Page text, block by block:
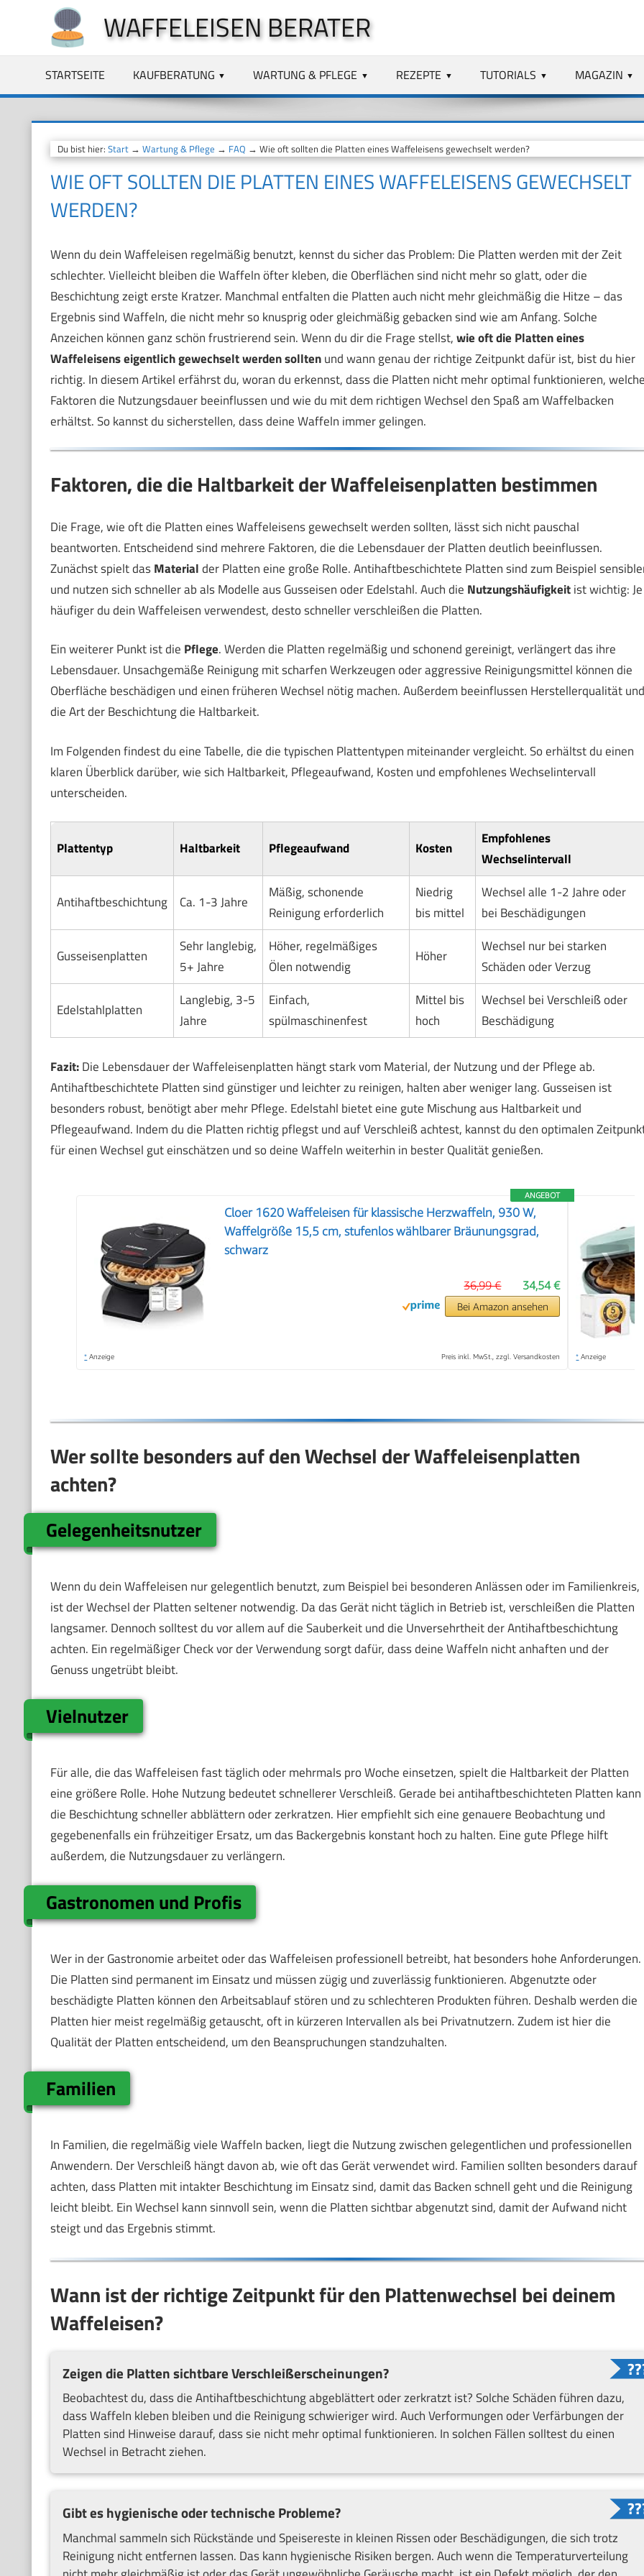
springen
WAFFELEISEN BERATER
STARTSEITE KAUFBERATUNG WARTUNG & PFLEGE REZEPTE TUTORIALS MAGAZIN
Du bist hier: Start→ Wartung & Pflege → FAQ → Wie oft sollten die Platten eines Waffeleisens gewechselt werden?
WIE OFT SOLLTEN DIE PLATTEN EINES WAFFELEISENS GEWECHSELT
WERDEN?
Wenn du dein Waffeleisen regelmäßig benutzt, kennst du sicher das Problem: Die Platten werden mit der Zeit
schlechter. Vielleicht bleiben die Waffeln öfter kleben, die Oberflächen sind nicht mehr so glatt, oder die
Beschichtung zeigt erste Kratzer. Manchmal entfalten die Platten auch nicht mehr gleichmäßig die Hitze – das
Ergebnis sind Waffeln, die nicht mehr so knusprig oder gleichmäßig gebacken sind wie am Anfang. Solche
Anzeichen können ganz schön frustrierend sein. Wenn du dir die Frage stellst,wie oft die Platten eines
Waffeleisens eigentlich gewechselt werden solltenund wann genau der richtige Zeitpunkt dafür ist, bist du hier
richtig. In diesem Artikel erfährst du, woran du erkennst, dass die Platten nicht mehr optimal funktionieren, welche
Faktoren die Nutzungsdauer beeinflussen und wie du mit dem richtigen Wechsel den Spaß am Waffelbacken
erhältst. So kannst du sicherstellen, dass deine Waffeln immer gelingen.
Faktoren, die die Haltbarkeit der Waffeleisenplatten bestimmen
Die Frage, wie oft die Platten eines Waffeleisens gewechselt werden sollten, lässt sich nicht pauschal
beantworten. Entscheidend sind mehrere Faktoren, die die Lebensdauer der Platten deutlich beeinflussen.
Zunächst spielt dasMaterialder Platten eine große Rolle. Antihaftbeschichtete Platten sind zum Beispiel
und nutzen sich schneller ab als Modelle aus Gusseisen oder Edelstahl. Auch die Nutzungshäufigkeitist wichtig: Je
häufiger du dein Waffeleisen verwendest, desto schneller verschleißen die Platten.
Ein weiterer Punkt ist die Pflege. Werden die Platten regelmäßig und schonend gereinigt, verlängert das ihre
Lebensdauer. Unsachgemäße Reinigung mit scharfen Werkzeugen oder aggressive Reinigungsmittel können die
Oberfläche beschädigen und einen früheren Wechsel nötig machen. Außerdem beeinflussen Herstellerqualität und
die Art der Beschichtung die Haltbarkeit.
Im Folgenden findest du eine Tabelle, die die typischen Plattentypen miteinander vergleicht. So erhältst du einen
klaren Überblick darüber, wie sich Haltbarkeit, Pflegeaufwand, Kosten und empfohlenes Wechselintervall
unterscheiden.
Plattentyp Haltbarkeit Pflegeaufwand Kosten
Empfohlenes
Wechselintervall
Antihaftbeschichtung Ca. 1-3 Jahre
Mäßig, schonende
Reinigung erforderlich
Niedrig
bis mittel
Wechsel alle 1-2 Jahre oder
bei Beschädigungen
Gusseisenplatten
Sehr langlebig,
5+ Jahre
Höher, regelmäßiges
Ölen notwendig
Höher
Wechsel nur bei starken
Schäden oder Verzug
Edelstahlplatten
Langlebig, 3-5
Jahre
Einfach,
spülmaschinenfest
Mittel bis
hoch
Wechsel bei Verschleiß oder
Beschädigung
Fazit:Die Lebensdauer der Waffeleisenplatten hängt stark vom Material, der Nutzung und der Pflege ab.
Antihaftbeschichtete Platten sind günstiger und leichter zu reinigen, halten aber weniger lang. Gusseisen ist
besonders robust, benötigt aber mehr Pflege. Edelstahl bietet eine gute Mischung aus Haltbarkeit und
Pflegeaufwand. Indem du die Platten richtig pflegst und auf Verschleiß achtest, kannst du den optimalen
für einen Wechsel gut einschätzen und so deine Waffeln weiterhin in bester Qualität genießen.
ANGEBOT
Cloer 1620 Waffeleisen für klassische Herzwaffeln, 930 W,
Waffelgröße 15,5 cm, stufenlos wählbarer Bräunungsgrad,
schwarz
34,54 €
36,99 €
Bei Amazon ansehen
* Anzeige Preis inkl. MwSt., zzgl. Versandkosten * Anzeige
❯
Wer sollte besonders auf den Wechsel der Waffeleisenplatten
achten?
Gelegenheitsnutzer
Wenn du dein Waffeleisen nur gelegentlich benutzt, zum Beispiel bei besonderen Anlässen oder im Familienkreis,
ist der Wechsel der Platten seltener notwendig. Da das Gerät nicht täglich in Betrieb ist, verschleißen die Platten
langsamer. Dennoch solltest du vor allem auf die Sauberkeit und die Unversehrtheit der Antihaftbeschichtung
achten. Ein regelmäßiger Check vor der Verwendung sorgt dafür, dass deine Waffeln nicht anhaften und der
Genuss ungetrübt bleibt.
Vielnutzer
Für alle, die das Waffeleisen fast täglich oder mehrmals pro Woche einsetzen, spielt die Haltbarkeit der Platten
eine größere Rolle. Hohe Nutzung bedeutet schnellerer Verschleiß. Gerade bei antihaftbeschichteten Platten kann
die Beschichtung schneller abblättern oder zerkratzen. Hier empfiehlt sich eine genauere Beobachtung und
gegebenenfalls ein frühzeitiger Ersatz, um das Backergebnis konstant hoch zu halten. Eine gute Pflege hilft
außerdem, die Nutzungsdauer zu verlängern.
Gastronomen und Profis
Wer in der Gastronomie arbeitet oder das Waffeleisen professionell betreibt, hat besonders hohe Anforderungen.
Die Platten sind permanent im Einsatz und müssen zügig und zuverlässig funktionieren. Abgenutzte oder
beschädigte Platten können den Arbeitsablauf stören und zu schlechteren Produkten führen. Deshalb werden die
Platten hier meist regelmäßig getauscht, oft in kürzeren Intervallen als bei Privatnutzern. Zudem ist hier die
Qualität der Platten entscheidend, um den Beanspruchungen standzuhalten.
Familien
In Familien, die regelmäßig viele Waffeln backen, liegt die Nutzung zwischen gelegentlichen und professionellen
Anwendern. Der Verschleiß hängt davon ab, wie oft das Gerät verwendet wird. Familien sollten besonders darauf
achten, dass Platten mit intakter Beschichtung im Einsatz sind, damit das Backen schnell geht und die Reinigung
leicht bleibt. Ein Wechsel kann sinnvoll sein, wenn die Platten sichtbar abgenutzt sind, damit der Aufwand nicht
steigt und das Ergebnis stimmt.
Wann ist der richtige Zeitpunkt für den Plattenwechsel bei deinem
Waffeleisen?
Zeigen die Platten sichtbare Verschleißerscheinungen?
Beobachtest du, dass die Antihaftbeschichtung abgeblättert oder zerkratzt ist? Solche Schäden führen dazu,
dass Waffeln kleben bleiben und die Reinigung schwieriger wird. Auch Verformungen oder Verfärbungen der
Platten sind Hinweise darauf, dass sie nicht mehr optimal funktionieren. In solchen Fällen solltest du einen
Wechsel in Betracht ziehen.
Gibt es hygienische oder technische Probleme?
Manchmal sammeln sich Rückstände und Speisereste in kleinen Rissen oder Beschädigungen, die sich trotz
Reinigung nicht entfernen lassen. Das kann hygienische Risiken bergen. Auch wenn die Temperaturverteilung